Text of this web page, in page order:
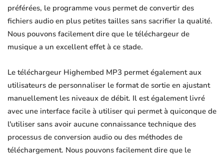
préférées, le programme vous permet de convertir des
fichiers audio en plus petites tailles sans sacrifier la qualité.
Nous pouvons facilement dire que le téléchargeur de
musique a un excellent effet à ce stade.
Le téléchargeur Highembed MP3 permet également aux
utilisateurs de personnaliser le format de sortie en ajustant
manuellement les niveaux de débit. Il est également livré
avec une interface facile à utiliser qui permet à quiconque de
l'utiliser sans avoir aucune connaissance technique des
processus de conversion audio ou des méthodes de
téléchargement. Nous pouvons facilement dire que le